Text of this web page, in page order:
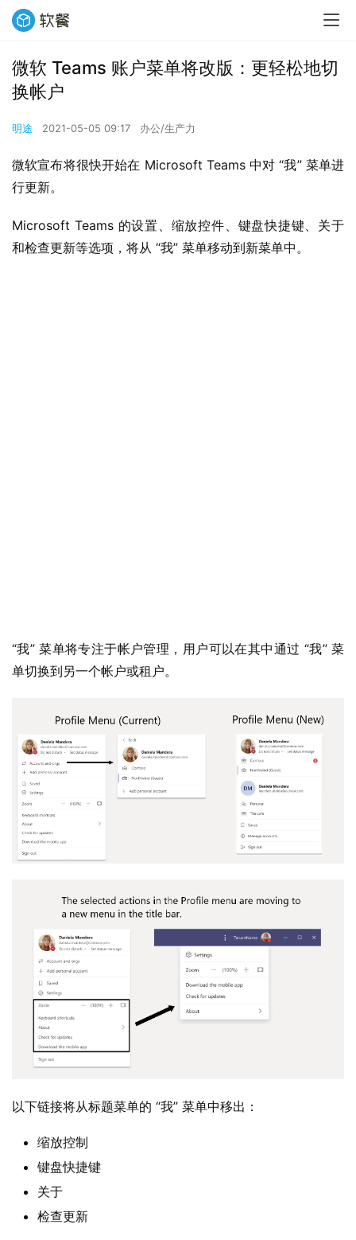
业
界
W
C
件
安
卓
微软 Teams 账户菜单将改版：更轻松地切
换帐户
明途 2021-05-05 09:17 办公/生产力
微软宣布将很快开始在 Microsoft Teams 中对 “我” 菜单进
行更新。
Microsoft Teams 的设置、缩放控件、键盘快捷键、关于
和检查更新等选项，将从 “我” 菜单移动到新菜单中。
“我” 菜单将专注于帐户管理，用户可以在其中通过 “我” 菜
单切换到另一个帐户或租户。
以下链接将从标题菜单的 “我” 菜单中移出：
缩放控制
键盘快捷键
关于
检查更新